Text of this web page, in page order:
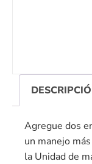
Agregue dos
un manejo
la Unidad de